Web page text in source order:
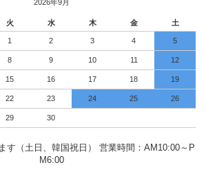
2026年9月
火 水 木 金 土
1 2 3 4 5
8 9 10 11 12
15 16 17 18 19
22 23 24 25 26
29 30
す（土日、韓国祝日） 営業時間：AM10:00～P
M6:00